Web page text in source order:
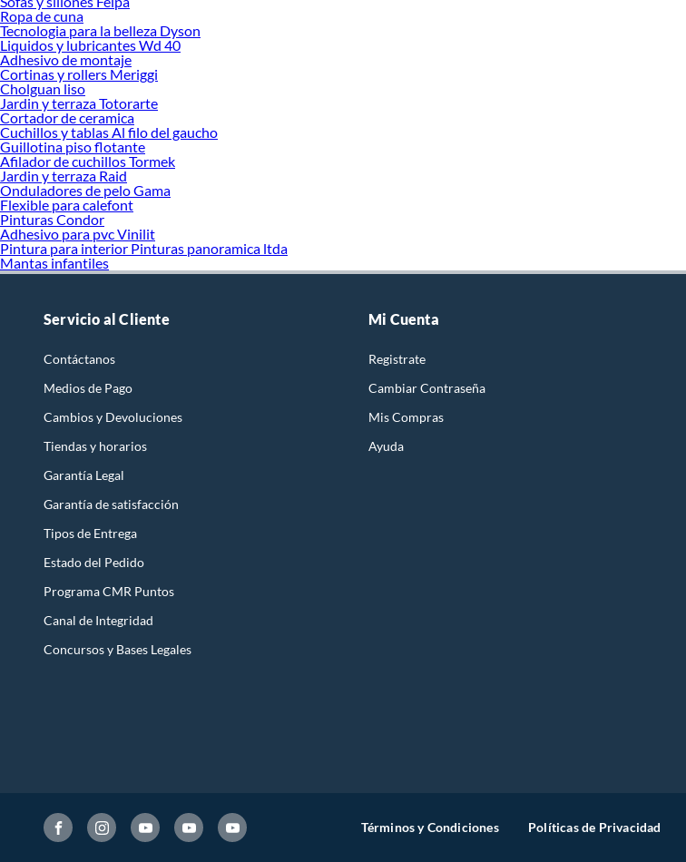
Ropa de cuna
Tecnologia para la belleza Dyson
Liquidos y lubricantes Wd 40
Adhesivo de montaje
Cortinas y rollers Meriggi
Cholguan liso
Jardin y terraza Totorarte
Cortador de ceramica
Cuchillos y tablas Al filo del gaucho
Guillotina piso flotante
Afilador de cuchillos Tormek
Jardin y terraza Raid
Onduladores de pelo Gama
Flexible para calefont
Pinturas Condor
Adhesivo para pvc Vinilit
Pintura para interior Pinturas panoramica ltda
Mantas infantiles
Servicio al Cliente
Contáctanos
Medios de Pago
Cambios y Devoluciones
Tiendas y horarios
Garantía Legal
Garantía de satisfacción
Tipos de Entrega
Estado del Pedido
Programa CMR Puntos
Canal de Integridad
Concursos y Bases Legales
Mi Cuenta
Registrate
Cambiar Contraseña
Mis Compras
Ayuda
Términos y Condiciones Políticas de Privacidad